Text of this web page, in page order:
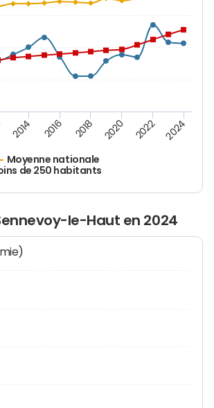
Moyenne nationale
de 250 habitants
2014 2016 2018 2020 2022 2024
le-Haut en 2024